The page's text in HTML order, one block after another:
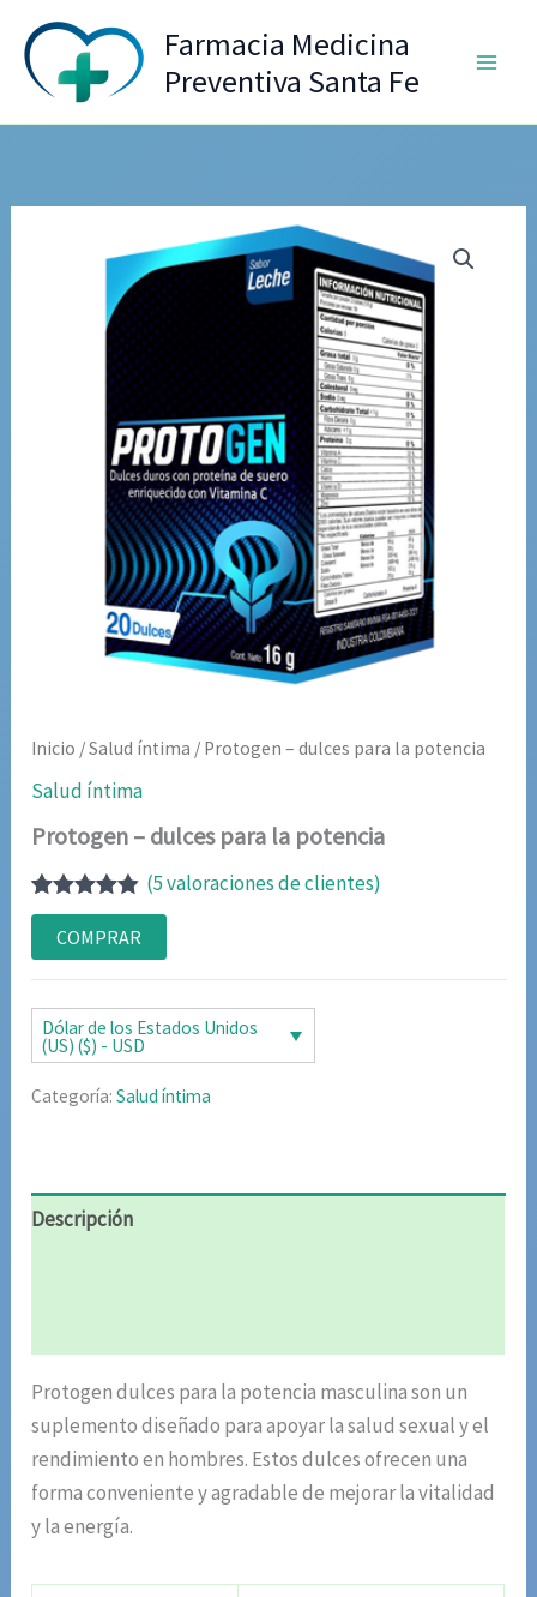
contenido
Farmacia Medicina
Preventiva Santa Fe
Inicio /Salud íntima / Protogen – dulces para la potencia
Salud íntima
Protogen – dulces para la potencia
Valorado
con4.80de
5 en base
a
5
de clientes
(5valoraciones de clientes)
COMPRAR
Dólar de los Estados Unidos
(US) ($) - USD
Categoría:Salud íntima
Descripción
Protogen dulces para la potencia masculina son un
suplemento diseñado para apoyar la salud sexual y el
rendimiento en hombres. Estos dulces ofrecen una
forma conveniente y agradable de mejorar la vitalidad
y la energía.